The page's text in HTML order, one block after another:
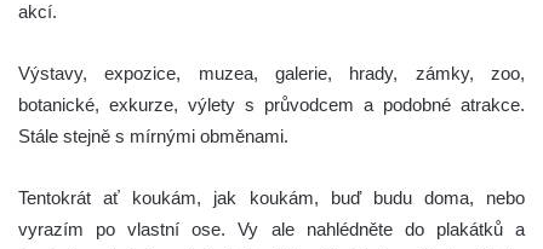
akcí.
Výstavy, expozice, muzea, galerie, hrady, zámky, zoo,
botanické, exkurze, výlety s průvodcem a podobné atrakce.
Stále stejně s mírnými obměnami.
Tentokrát ať koukám, jak koukám, buď budu doma, nebo
vyrazím po vlastní ose. Vy ale nahlédněte do plakátků a